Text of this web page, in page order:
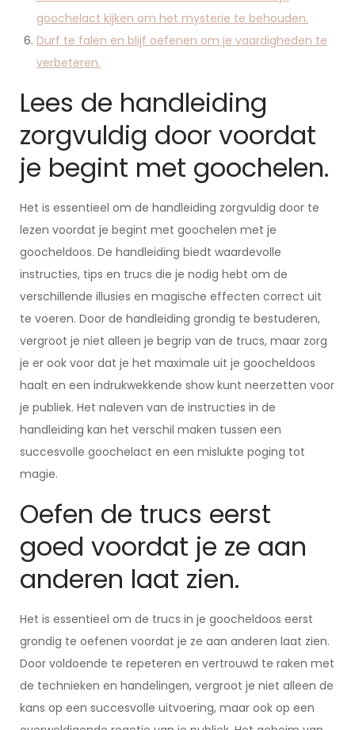
goochelact kijken om het mysterie te behouden.
Durf te falen en blijf oefenen om je vaardigheden te
verbeteren.
Lees de handleiding
zorgvuldig door voordat
je begint met goochelen.
Het is essentieel om de handleiding zorgvuldig door te
lezen voordat je begint met goochelen met je
goocheldoos. De handleiding biedt waardevolle
instructies, tips en trucs die je nodig hebt om de
verschillende illusies en magische effecten correct uit
te voeren. Door de handleiding grondig te bestuderen,
vergroot je niet alleen je begrip van de trucs, maar zorg
je er ook voor dat je het maximale uit je goocheldoos
haalt en een indrukwekkende show kunt neerzetten voor
je publiek. Het naleven van de instructies in de
handleiding kan het verschil maken tussen een
succesvolle goochelact en een mislukte poging tot
magie.
Oefen de trucs eerst
goed voordat je ze aan
anderen laat zien.
Het is essentieel om de trucs in je goocheldoos eerst
grondig te oefenen voordat je ze aan anderen laat zien.
Door voldoende te repeteren en vertrouwd te raken met
de technieken en handelingen, vergroot je niet alleen de
kans op een succesvolle uitvoering, maar ook op een